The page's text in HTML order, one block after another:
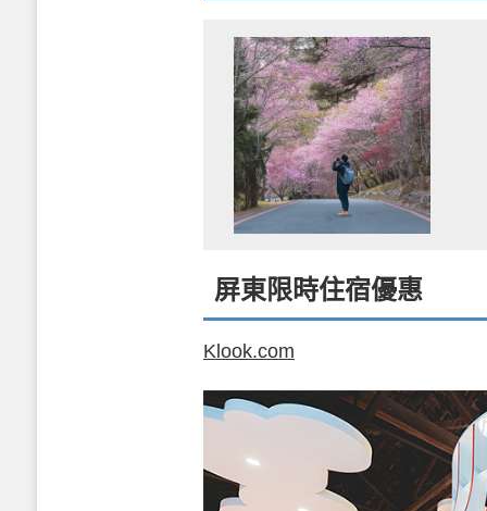
屏東限時住宿優惠
Klook.com